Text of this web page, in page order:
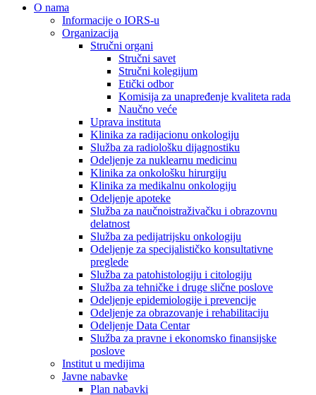
O nama
Informacije o IORS-u
Organizacija
Stručni organi
Stručni savet
Stručni kolegijum
Etički odbor
Komisija za unapređenje kvaliteta rada
Naučno veće
Uprava instituta
Klinika za radijacionu onkologiju
Služba za radiološku dijagnostiku
Odeljenje za nuklearnu medicinu
Klinika za onkološku hirurgiju
Klinika za medikalnu onkologiju
Odeljenje apoteke
Služba za naučnoistraživačku i obrazovnu
delatnost
Služba za pedijatrijsku onkologiju
Odeljenje za specijalističko konsultativne
preglede
Služba za patohistologiju i citologiju
Služba za tehničke i druge slične poslove
Odeljenje epidemiologije i prevencije
Odeljenje za obrazovanje i rehabilitaciju
Odeljenje Data Centar
Služba za pravne i ekonomsko finansijske
poslove
Institut u medijima
Javne nabavke
Plan nabavki